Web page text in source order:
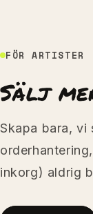
FÖR ARTISTER
Sälj
Skapa bara, vi
inkorg) aldrig